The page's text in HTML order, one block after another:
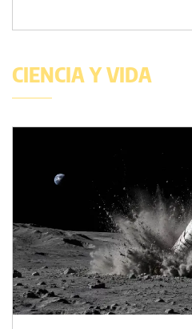
CIENCIA Y VIDA